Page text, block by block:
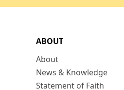
ABOUT
About
News & Knowledge
Statement of Faith